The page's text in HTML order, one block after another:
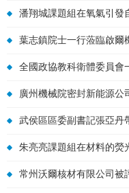
潘翔城課題組在氧氣引發
葉志鎮院士一行蒞臨啟爾
全國政協教科衛體委員會
廣州機械院密封新能源公
武侯區區委副書記張亞丹
常州沃爾核材有限公司被